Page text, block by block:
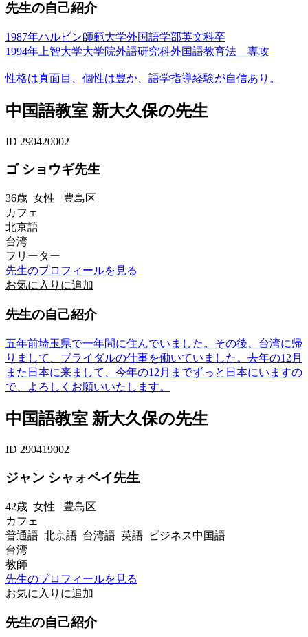
先生の自己紹介
1987年ハルビン師範大学外国語学部英文科卒
1994年上智大学大学院外語研究科外国語教育法 専攻
性格は真面目、個性は豊か、語学指導経験が自信あり。
中国語教室 新大久保の先生
ID 290420002
ゴ ショウギ先生
36歳 女性 豊島区
カフェ
北京語
台湾
フリーター
先生のプロフィールを見る
お気に入りに追加
先生の自己紹介
五年前埼玉県で一年間に住んでいました。その後、台湾に帰
りまして、ブライダルの仕事を働いていました。去年の12月
また日本に来まして、今年の12月までずっと日本にいますの
で、よろしくお願いいたします。
中国語教室 新大久保の先生
ID 290419002
ジャン シャォペイ先生
42歳 女性 豊島区
カフェ
普通語 北京語 台湾語 英語 ビジネス中国語
台湾
教師
先生のプロフィールを見る
お気に入りに追加
先生の自己紹介